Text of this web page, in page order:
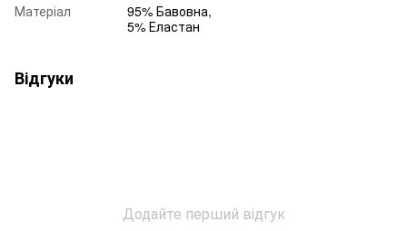
Матеріал
95% Бавовна,
5% Еластан
Відгуки
Додайте перший відгук